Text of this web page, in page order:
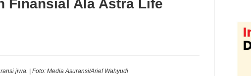
Geopolitik Global
Ekonomi RI Berpotensi Melambat di Bawah 5%
di Juli 2026
Finansial Ala Astra Life
jiwa. | Foto: Media Asuransi/Arief Wahyudi